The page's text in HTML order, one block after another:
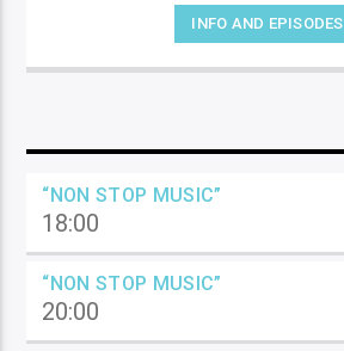
INFO AND EPISODES
“NON STOP MUSIC”
18:00
“NON STOP MUSIC”
20:00